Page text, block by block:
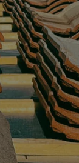
Nettoyage et
pose de
gouttière